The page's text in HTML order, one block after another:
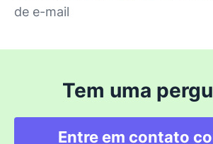
de e-mail
Tem uma
Entre em contato